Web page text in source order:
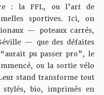
: la FFL, ou l’art de
sportives. Ici, on
— poteaux carrés,
— que des défaites
pu passer pro”, le
ou la sortie vélo
stand transforme tout
bio, imprimés en